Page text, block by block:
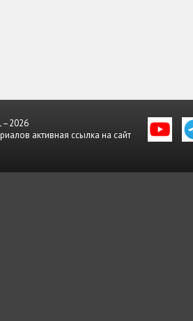
активная ссылка на сайт